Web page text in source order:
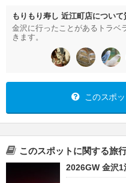
もりもり寿し 近江町店について
金沢に行ったことがあるトラベ
きます。
このスポ
このスポットに関する旅
2026GW 金沢1